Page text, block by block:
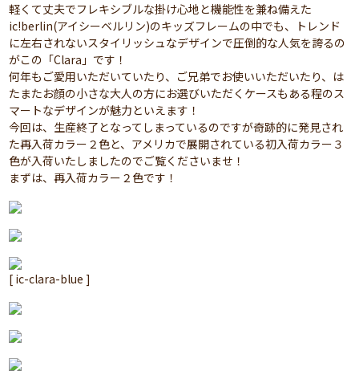
軽くて丈夫でフレキシブルな掛け心地と機能性を兼ね備えた
ic!berlin(アイシーベルリン)のキッズフレームの中でも、トレンド
に左右されないスタイリッシュなデザインで圧倒的な人気を誇るの
がこの「Clara」です！
何年もご愛用いただいていたり、ご兄弟でお使いいただいたり、は
たまたお顔の小さな大人の方にお選びいただくケースもある程のス
マートなデザインが魅力といえます！
今回は、生産終了となってしまっているのですが奇跡的に発見され
た再入荷カラー２色と、アメリカで展開されている初入荷カラー３
色が入荷いたしましたのでご覧くださいませ！
まずは、再入荷カラー２色です！
[ ic-clara-blue ]